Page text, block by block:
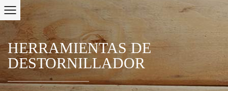
HERRAMIENTAS DE
DESTORNILLADOR